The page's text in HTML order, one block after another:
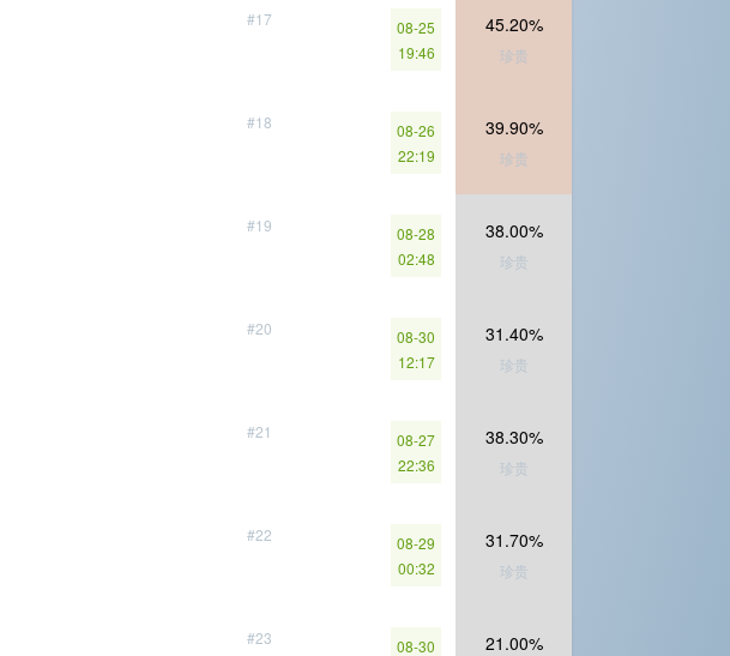
#17
08-25
19:46
45.20%
珍贵
#18
08-26
22:19
39.90%
珍贵
#19
08-28
02:48
38.00%
珍贵
#20
08-30
12:17
31.40%
珍贵
#21
08-27
22:36
38.30%
珍贵
#22
08-29
00:32
31.70%
珍贵
#23
08-30
21.00%